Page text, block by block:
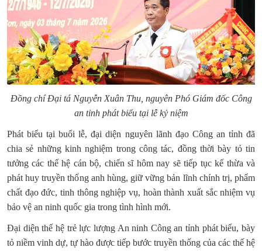
Đồng chí Đại tá Nguyễn Xuân Thu, nguyên Phó Giám đốc Công
an tỉnh phát biểu tại lễ kỷ niệm
Phát biểu tại buổi lễ, đại diện nguyên lãnh đạo Công an tỉnh đã
chia sẻ những kinh nghiệm trong công tác, đồng thời bày tỏ tin
tưởng các thế hệ cán bộ, chiến sĩ hôm nay sẽ tiếp tục kế thừa và
phát huy truyền thống anh hùng, giữ vững bản lĩnh chính trị, phẩm
chất đạo đức, tinh thông nghiệp vụ, hoàn thành xuất sắc nhiệm vụ
bảo vệ an ninh quốc gia trong tình hình mới.
Đại diện thế hệ trẻ lực lượng An ninh Công an tỉnh phát biểu,bày
tỏ niềm vinh dự, tự hào được tiếp bước truyền thống của các thế hệ